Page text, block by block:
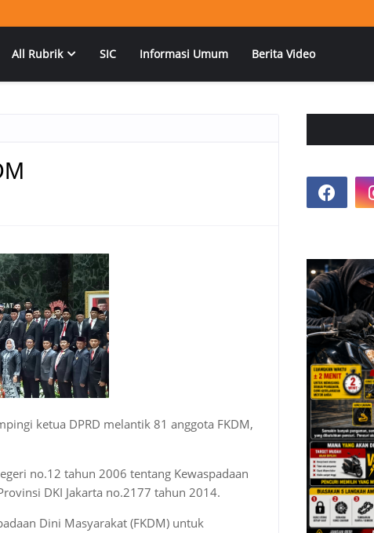
All Rubrik SIC Informasi Umum Berita Video
ketua DPRD melantik 81 anggota FKDM,
no.12 tahun 2006 tentang Kewaspadaan
DKI Jakarta no.2177 tahun 2014.
Dini Masyarakat (FKDM) untuk